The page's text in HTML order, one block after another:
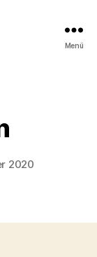
Menü
2020